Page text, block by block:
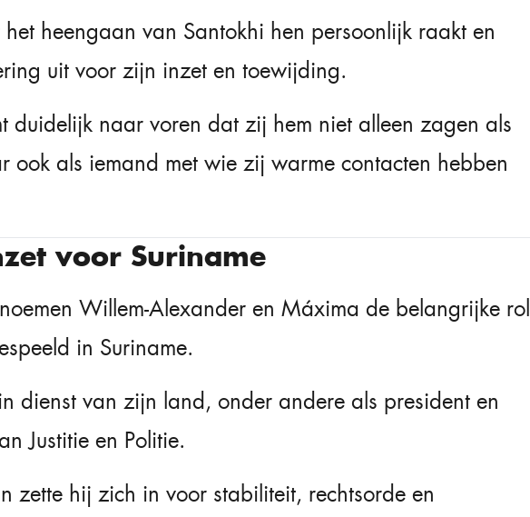
heengaan van Santokhi hen persoonlijk raakt en
uit voor zijn inzet en toewijding.
duidelijk naar voren dat zij hem niet alleen zagen als
ook als iemand met wie zij warme contacten hebben
voor Suriname
Willem-Alexander en Máxima de belangrijke rol
in Suriname.
dienst van zijn land, onder andere als president en
Justitie en Politie.
zette hij zich in voor stabiliteit, rechtsorde en